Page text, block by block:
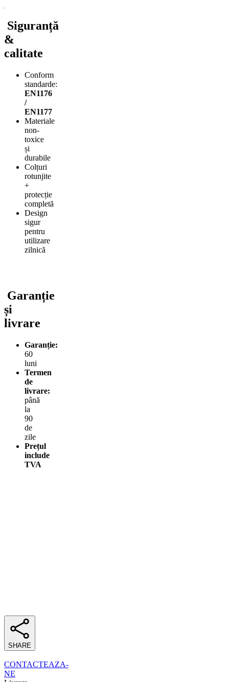
Siguranță
&
calitate
Conform
standarde:
EN1176
/
EN1177
Materiale
non-
toxice
și
durabile
Colțuri
rotunjite
+
protecție
completă
Design
sigur
pentru
utilizare
zilnică
Garanție
și
livrare
Garanție:
60
luni
Termen
de
livrare:
până
la
90
de
zile
Prețul
include
TVA
SHARE
CONTACTEAZA-
NE